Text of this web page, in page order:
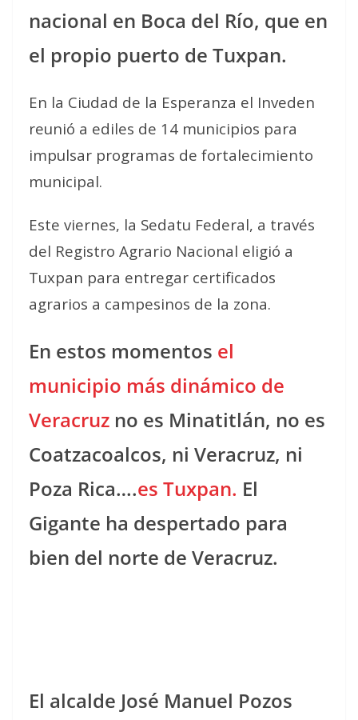
nacional en Boca del Río, que en
el propio puerto de Tuxpan.
En la Ciudad de la Esperanza el Inveden
reunió a ediles de 14 municipios para
impulsar programas de fortalecimiento
municipal.
Este viernes, la Sedatu Federal, a través
del Registro Agrario Nacional eligió a
Tuxpan para entregar certificados
agrarios a campesinos de la zona.
En estos momentos el
municipio más dinámico de
Veracruz no es Minatitlán, no es
Coatzacoalcos, ni Veracruz, ni
Poza Rica….es Tuxpan. El
Gigante ha despertado para
bien del norte de Veracruz.
El alcalde José Manuel Pozos